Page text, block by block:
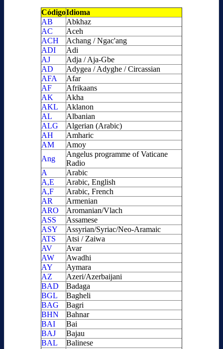
CódigoIdioma
AB
Abkhaz
AC
Aceh
ACH
Achang / Ngac'ang
ADI
Adi
AJ
Adja / Aja-Gbe
AD
Adygea / Adyghe / Circassian
AFA
Afar
AF
Afrikaans
AK
Akha
AKL
Aklanon
AL
Albanian
ALG
Algerian (Arabic)
AH
Amharic
AM
Amoy
Ang
Angelus programme of Vaticane
Radio
A
Arabic
A,E
Arabic, English
A,F
Arabic, French
AR
Armenian
ARO
Aromanian/Vlach
ASS
Assamese
ASY
Assyrian/Syriac/Neo-Aramaic
ATS
Atsi / Zaiwa
AV
Avar
AW
Awadhi
AY
Aymara
AZ
Azeri/Azerbaijani
BAD
Badaga
BGL
Bagheli
BAG
Bagri
BHN
Bahnar
BAI
Bai
BAJ
Bajau
BAL
Balinese